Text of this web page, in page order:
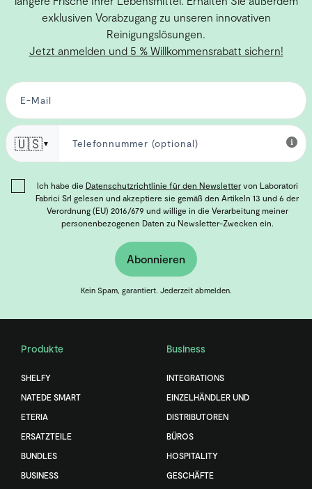
exklusiven Vorabzugang zu unseren innovativen
Reinigungslösungen.
Jetzt anmelden und 5 % Willkommensrabatt sichern!
🇺🇸▼
Ich habe die Datenschutzrichtlinie für den Newslettervon Laboratori
Fabrici Srl gelesen und akzeptiere sie gemäß den Artikeln 13 und 6 der
Verordnung (EU) 2016/679 und willige in die Verarbeitung meiner
personenbezogenen Daten zu Newsletter-Zwecken ein.
Abonnieren
Kein Spam, garantiert. Jederzeit abmelden.
Produkte
SHELFY
NATEDE SMART
ETERIA
ERSATZTEILE
BUNDLES
BUSINESS
Business
INTEGRATIONS
EINZELHÄNDLER UND
DISTRIBUTOREN
BÜROS
HOSPITALITY
GESCHÄFTE